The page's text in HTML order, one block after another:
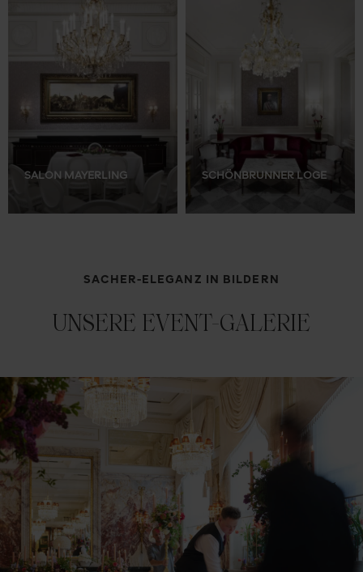
SALON MAYERLING SCHÖNBRUNNER LOGE
SACHER-ELEGANZ IN BILDERN
UNSERE EVENT-GALERIE